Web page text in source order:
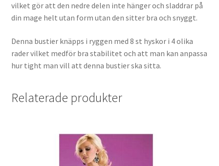
vilket gör att den nedre delen inte hänger och sladdrar på
din mage helt utan form utan den sitter bra och snyggt.
Denna bustier knäpps i ryggen med 8 st hyskor i 4 olika
rader vilket medför bra stabilitet och att man kan anpassa
hur tight man vill att denna bustier ska sitta.
Relaterade produkter